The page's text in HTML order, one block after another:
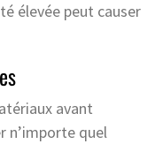
élevée peut causer
avant
n’importe quel